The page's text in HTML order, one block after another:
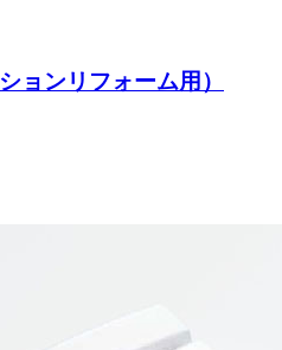
ョンリフォーム用）